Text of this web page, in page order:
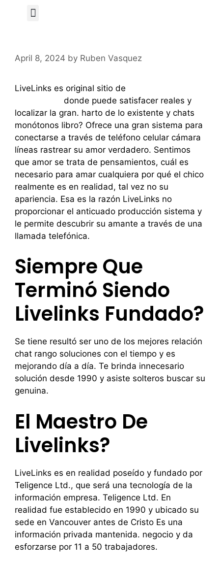
April 8, 2024 by Ruben Vasquez
LiveLinks es original sitio de
donde puede satisfacer reales y
localizar la gran. harto de lo existente y chats
monótonos libro? Ofrece una gran sistema para
conectarse a través de teléfono celular cámara
líneas rastrear su amor verdadero. Sentimos
que amor se trata de pensamientos, cuál es
necesario para amar cualquiera por qué el chico
realmente es en realidad, tal vez no su
apariencia. Esa es la razón LiveLinks no
proporcionar el anticuado producción sistema y
le permite descubrir su amante a través de una
llamada telefónica.
Siempre Que
Terminó Siendo
Livelinks Fundado?
Se tiene resultó ser uno de los mejores relación
chat rango soluciones con el tiempo y es
mejorando día a día. Te brinda innecesario
solución desde 1990 y asiste solteros buscar su
genuina.
El Maestro De
Livelinks?
LiveLinks es en realidad poseído y fundado por
Teligence Ltd., que será una tecnología de la
información empresa. Teligence Ltd. En
realidad fue establecido en 1990 y ubicado su
sede en Vancouver antes de Cristo Es una
información privada mantenida. negocio y da
esforzarse por 11 a 50 trabajadores.